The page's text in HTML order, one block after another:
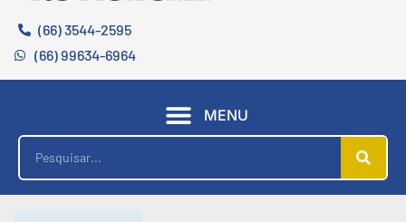
(66) 3544-2595
(66) 99634-6964
MENU